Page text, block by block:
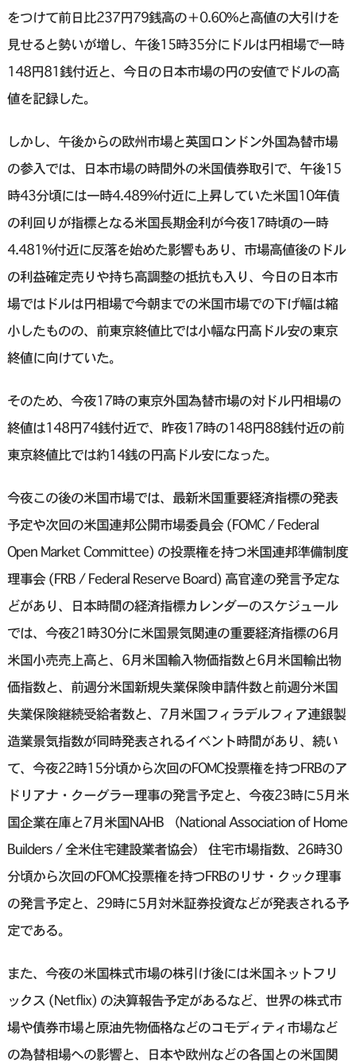
をつけて前日比237円79銭高の＋0.60%と高値の大引けを
見せると勢いが増し、午後15時35分にドルは円相場で一時
148円81銭付近と、今日の日本市場の円の安値でドルの高
値を記録した。
しかし、午後からの欧州市場と英国ロンドン外国為替市場
の参入では、日本市場の時間外の米国債券取引で、午後15
時43分頃には一時4.489%付近に上昇していた米国10年債
の利回りが指標となる米国長期金利が今夜17時頃の一時
4.481%付近に反落を始めた影響もあり、市場高値後のドル
の利益確定売りや持ち高調整の抵抗も入り、今日の日本市
場ではドルは円相場で今朝までの米国市場での下げ幅は縮
小したものの、前東京終値比では小幅な円高ドル安の東京
終値に向けていた。
そのため、今夜17時の東京外国為替市場の対ドル円相場の
終値は148円74銭付近で、昨夜17時の148円88銭付近の前
東京終値比では約14銭の円高ドル安になった。
今夜この後の米国市場では、最新米国重要経済指標の発表
予定や次回の米国連邦公開市場委員会 (FOMC / Federal
Open Market Committee) の投票権を持つ米国連邦準備制度
理事会 (FRB / Federal Reserve Board) 高官達の発言予定な
どがあり、日本時間の経済指標カレンダーのスケジュール
では、今夜21時30分に米国景気関連の重要経済指標の6月
米国小売売上高と、6月米国輸入物価指数と6月米国輸出物
価指数と、前週分米国新規失業保険申請件数と前週分米国
失業保険継続受給者数と、7月米国フィラデルフィア連銀製
造業景気指数が同時発表されるイベント時間があり、続い
て、今夜22時15分頃から次回のFOMC投票権を持つFRBのア
ドリアナ・クーグラー理事の発言予定と、今夜23時に5月米
国企業在庫と7月米国NAHB （National Association of Home
Builders / 全米住宅建設業者協会） 住宅市場指数、26時30
分頃から次回のFOMC投票権を持つFRBのリサ・クック理事
の発言予定と、29時に5月対米証券投資などが発表される予
定である。
また、今夜の米国株式市場の株引け後には米国ネットフリ
ックス (Netflix) の決算報告予定があるなど、世界の株式市
場や債券市場と原油先物価格などのコモディティ市場など
の為替相場への影響と、日本や欧州などの各国との米国関